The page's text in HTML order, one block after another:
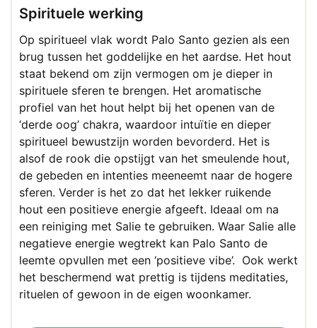
Spirituele werking
Op spiritueel vlak wordt Palo Santo gezien als een
brug tussen het goddelijke en het aardse. Het hout
staat bekend om zijn vermogen om je dieper in
spirituele sferen te brengen. Het aromatische
profiel van het hout helpt bij het openen van de
‘derde oog’ chakra, waardoor intuïtie en dieper
spiritueel bewustzijn worden bevorderd. Het is
alsof de rook die opstijgt van het smeulende hout,
de gebeden en intenties meeneemt naar de hogere
sferen. Verder is het zo dat het lekker ruikende
hout een positieve energie afgeeft. Ideaal om na
een reiniging met Salie te gebruiken. Waar Salie alle
negatieve energie wegtrekt kan Palo Santo de
leemte opvullen met een ‘positieve vibe’. Ook werkt
het beschermend wat prettig is tijdens meditaties,
rituelen of gewoon in de eigen woonkamer.